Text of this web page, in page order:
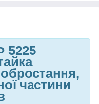
5225
частини